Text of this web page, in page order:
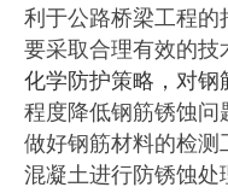
利于公路桥梁工程
要采取合理有效的技
化学防护策略，对钢
程度降低钢筋锈蚀问
做好钢筋材料的检测
混凝土进行防锈蚀处